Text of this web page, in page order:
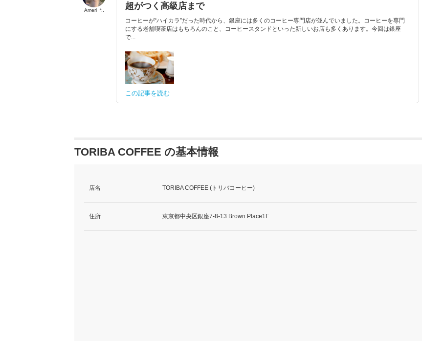
Ameri･*:.
超がつく高級店まで
コーヒーが“ハイカラ”だった時代から、銀座には多くのコーヒー専門店が並んでいました。コーヒーを専門
にする老舗喫茶店はもちろんのこと、コーヒースタンドといった新しいお店も多くあります。今回は銀座
で...
この記事を読む
TORIBA COFFEE の基本情報
店名 TORIBA COFFEE (トリバコーヒー)
住所 東京都中央区銀座7-8-13 Brown Place1F